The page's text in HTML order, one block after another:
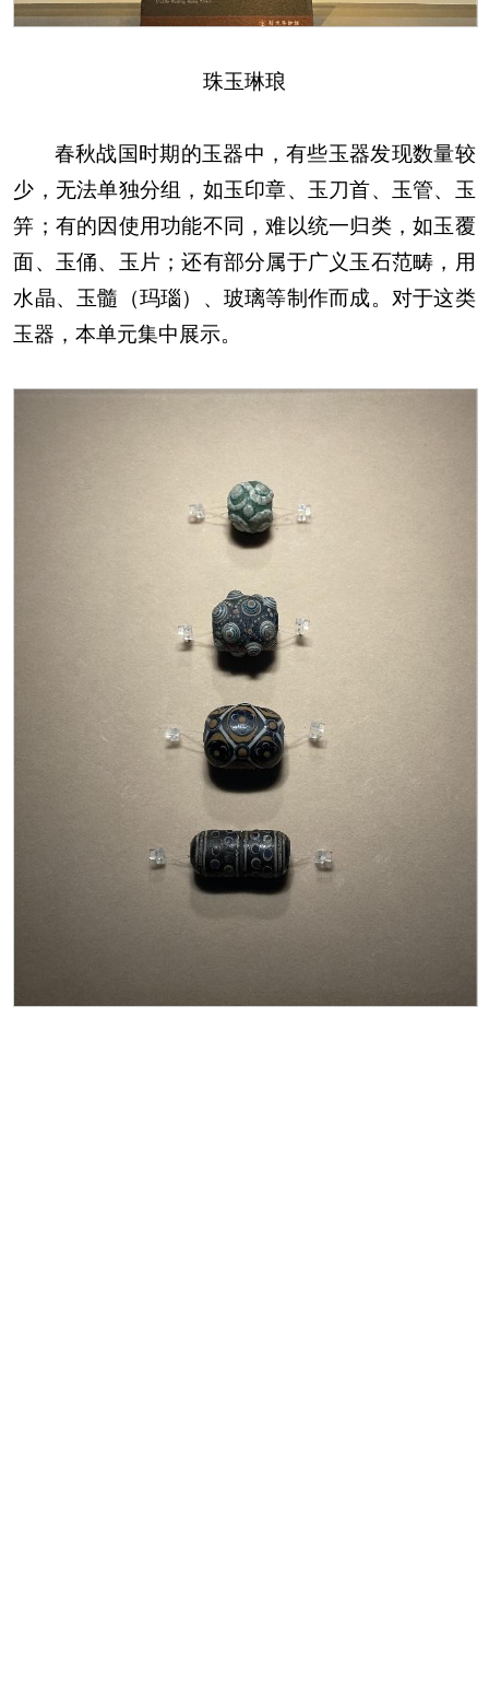
珠玉琳琅
春秋战国时期的玉器中，有些玉器发现数量较
少，无法单独分组，如玉印章、玉刀首、玉管、玉
笄；有的因使用功能不同，难以统一归类，如玉覆
面、玉俑、玉片；还有部分属于广义玉石范畴，用
水晶、玉髓（玛瑙）、玻璃等制作而成。对于这类
玉器，本单元集中展示。